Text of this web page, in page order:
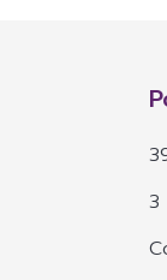
maddelerin
dozu belirlenmiş
böyle özelliklere
eden veya
3